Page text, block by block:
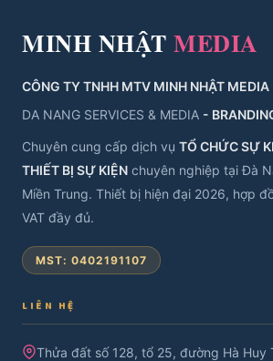
MINH NHẬT MEDIA
CÔNG TY TNHH MTV MINH NHẬT MEDIA
DA NANG SERVICES & MEDIA -
Chuyên cung cấp dịch vụ TỔ CHỨC SỰ
THIẾT BỊ SỰ KIỆN chuyên nghiệp tại Đà
Miền Trung. Thiết bị hiện đại 2026, hợp
VAT đầy đủ.
MST: 0402191107
LIÊN HỆ
Thửa đất số 128, tổ 25, đường Hà Huy